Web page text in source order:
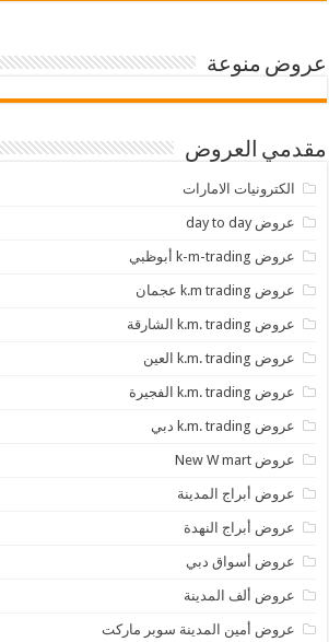
عروض منوعة
مقدمي العروض
الكترونيات الامارات
عروض day to day
عروض k-m-trading أبوظبي
عروض k.m trading عجمان
عروض k.m. trading الشارقة
عروض k.m. trading العين
عروض k.m. trading الفجيرة
عروض k.m. trading دبي
عروض New W mart
عروض أبراج المدينة
عروض أبراج النهدة
عروض أسواق دبي
عروض ألف المدينة
عروض أمين المدينة سوبر ماركت